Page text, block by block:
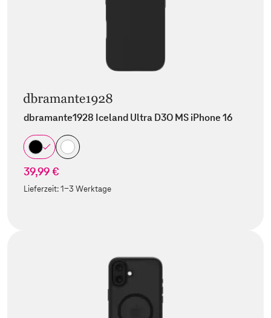
dbramante1928 Iceland Ultra D3O MS iPhone 16
39,99 €
Lieferzeit:1-3 Werktage